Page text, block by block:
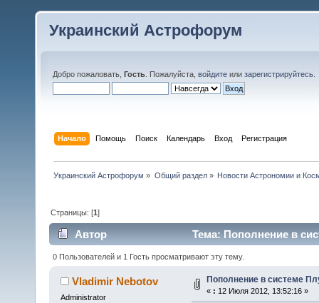
Украинский Астрофорум
Добро пожаловать, Гость . Пожалуйста, войдите или зарегистрируйтесь
Начало Помощь Поиск Календарь Вход Регистрация
Украинский Астрофорум » Общий раздел» Новости Астрономии и
Страницы: [1]
Автор Тема: Пополнение в
0 Пользователей и 1 Гость просматривают эту тему.
Vladimir Nebotov
Administrator
Пополнение в системе
« : 12 Июля 2012, 13:52:16 »